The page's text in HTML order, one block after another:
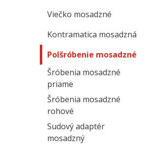
Viečko mosadzné
Kontramatica mosadzná
Polšróbenie mosadzné
Šróbenia mosadzné
priame
Šróbenia mosadzné
rohové
Sudový adaptér
mosadzný